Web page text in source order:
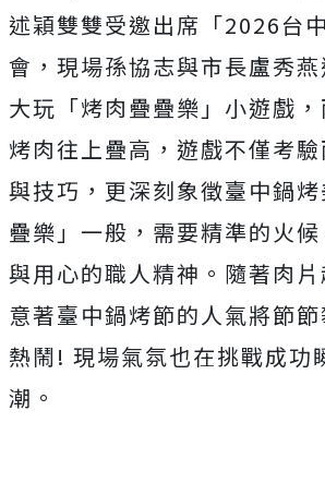
述穎雙雙受邀出席「2026台
會， 現場孫協志與市長盧秀燕
大玩「烤肉疊疊樂」小遊戲，
烤肉往上疊高，遊戲不僅考
與技巧， 更深刻象徵臺中鍋
疊樂」一般，需要精準的火候
與用心的職人精神。隨著肉片
意著臺中鍋烤節的人氣將節
熱鬧 ! 現場氣氛也在挑戰成功
潮。